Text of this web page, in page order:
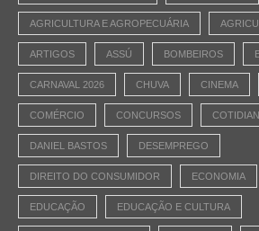
AGRICULTURA E AGROPECUÁRIA
ARTIGOS ASSÚ BOMBEIROS
CARNAVAL 2026 CHUVA CINEMA
COMÉRCIO CONCURSOS
DANIEL BASTOS DESEMPREGO
DIREITO DO CONSUMIDOR ECONOMIA
EDUCAÇÃO EDUCAÇÃO E CULTURA